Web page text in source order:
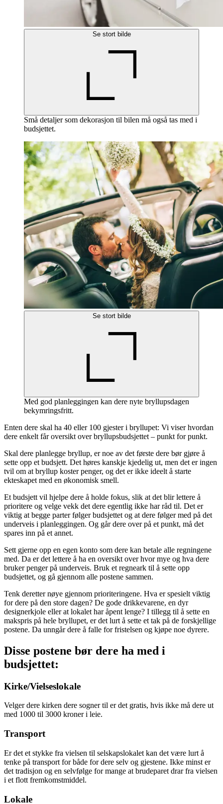
Se stort bilde
Små detaljer som dekorasjon til bilen må også tas med i
budsjettet.
Se stort bilde
Med god planleggingen kan dere nyte bryllupsdagen
bekymringsfritt.
Enten dere skal ha 40 eller 100 gjester i bryllupet: Vi viser hvordan
dere enkelt får oversikt over bryllupsbudsjettet – punkt for punkt.
Skal dere planlegge bryllup, er noe av det første dere bør gjøre å
sette opp et budsjett. Det høres kanskje kjedelig ut, men det er ingen
tvil om at bryllup koster penger, og det er ikke ideelt å starte
ekteskapet med en økonomisk smell.
Et budsjett vil hjelpe dere å holde fokus, slik at det blir lettere å
prioritere og velge vekk det dere egentlig ikke har råd til. Det er
viktig at begge parter følger budsjettet og at dere følger med på det
underveis i planleggingen. Og går dere over på et punkt, må det
spares inn på et annet.
Sett gjerne opp en egen konto som dere kan betale alle regningene
med. Da er det lettere å ha en oversikt over hvor mye og hva dere
bruker penger på underveis. Bruk et regneark til å sette opp
budsjettet, og gå gjennom alle postene sammen.
Tenk deretter nøye gjennom prioriteringene. Hva er spesielt viktig
for dere på den store dagen? De gode drikkevarene, en dyr
designerkjole eller at lokalet har åpent lenge? I tillegg til å sette en
makspris på hele bryllupet, er det lurt å sette et tak på de forskjellige
postene. Da unngår dere å falle for fristelsen og kjøpe noe dyrere.
Disse postene bør dere ha med i
budsjettet:
Kirke/Vielseslokale
Velger dere kirken dere sogner til er det gratis, hvis ikke må dere ut
med 1000 til 3000 kroner i leie.
Transport
Er det et stykke fra vielsen til selskapslokalet kan det være lurt å
tenke på transport for både for dere selv og gjestene. Ikke minst er
det tradisjon og en selvfølge for mange at brudeparet drar fra vielsen
i et flott fremkomstmiddel.
Lokale